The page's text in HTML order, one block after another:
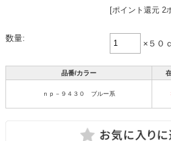
[ポイント還元 2
数量:
×５０
品番/カラー
ｎｐ－９４３０ ブルー系